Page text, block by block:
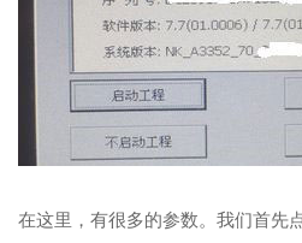
在这里，有很多的参数。我们首先